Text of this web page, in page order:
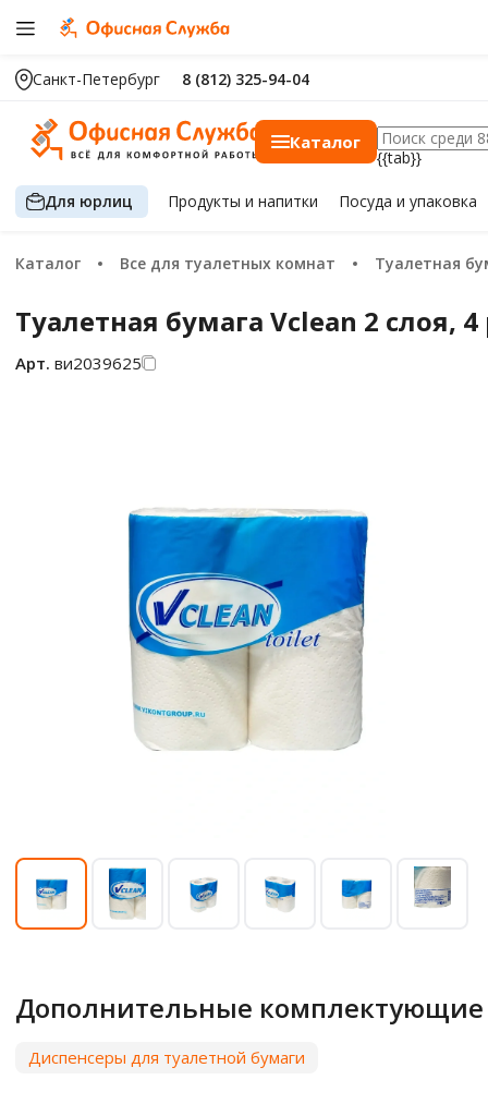
Санкт-Петербург 8 (812) 325-94-04
Каталог
{{tab}}
Для юрлиц Продуктыи напитки Посуда и упаковка
Каталог Все для туалетных комнат Туалетная
Туалетная бумага Vclean 2 слоя,
Арт. ви2039625
Дополнительные комплектующие
Диспенсеры для туалетной бумаги